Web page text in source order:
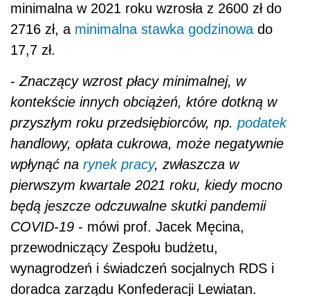
minimalna w 2021 roku wzrosła z 2600 zł do
2716 zł, a minimalna stawka godzinowa do
17,7 zł.
- Znaczący wzrost płacy minimalnej, w
kontekście innych obciążeń, które dotkną w
przyszłym roku przedsiębiorców, np. podatek
handlowy, opłata cukrowa, może negatywnie
wpłynąć na rynek pracy, zwłaszcza w
pierwszym kwartale 2021 roku, kiedy mocno
będą jeszcze odczuwalne skutki pandemii
COVID-19 - mówi prof. Jacek Męcina,
przewodniczący Zespołu budżetu,
wynagrodzeń i świadczeń socjalnych RDS i
doradca zarządu Konfederacji Lewiatan.